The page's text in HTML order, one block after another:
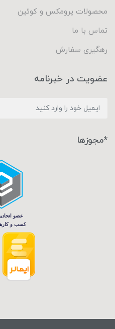
محصولات پرومکس و کوئین
تماس با ما
رهگیری سفارش
عضویت در خبرنامه
*مجوزها